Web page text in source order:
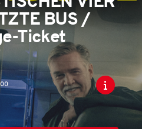
BUS /
Ticket